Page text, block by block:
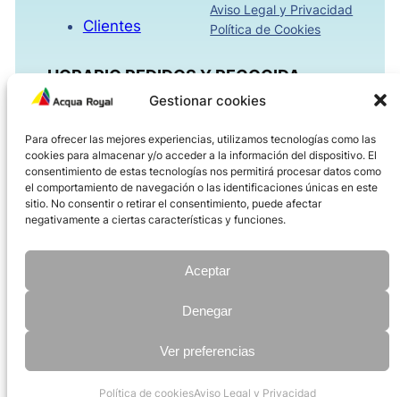
Gestionar cookies
Para ofrecer las mejores experiencias, utilizamos tecnologías como las
cookies para almacenar y/o acceder a la información del dispositivo. El
consentimiento de estas tecnologías nos permitirá procesar datos como
el comportamiento de navegación o las identificaciones únicas en este
sitio. No consentir o retirar el consentimiento, puede afectar
negativamente a ciertas características y funciones.
Aceptar
Denegar
Ver preferencias
Política de cookiesAviso Legal y Privacidad
Clientes
Aviso Legal y Privacidad
Política de Cookies
HORARIO PEDIDOS Y RECOGIDA
Tardes 16:00h – 18:30h
Viernes 08:00h – 14:00h
ACQUAROYAL.COM
Dirección
2026 Import Reclam all rights reserved | Diseñado por
AMDisseny